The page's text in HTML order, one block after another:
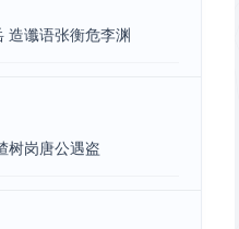
造谶语张衡危李渊
树岗唐公遇盗